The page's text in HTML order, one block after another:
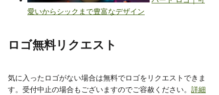
ロゴ無料リクエスト
気に入ったロゴがない場合は無料でロゴをリクエストできま
す。受付中止の場合もございますのでご容赦ください。 詳細